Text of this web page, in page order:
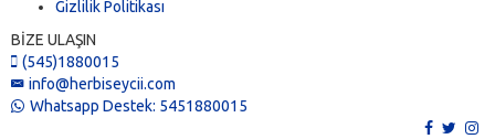
Gizlilik Politikası
BİZE ULAŞIN
(545)1880015
info@herbiseycii.com
Whatsapp Destek: 5451880015